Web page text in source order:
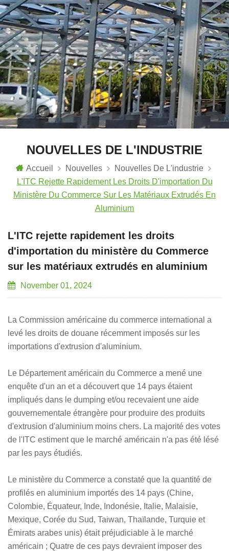
NOUVELLES DE L'INDUSTRIE
Accueil Nouvelles
Nouvelles De L'industrie
L'ITC Rejette Rapidement Les Droits D'importation Du
Ministère Du Commerce Sur Les Matériaux Extrudés En
Aluminium
L'ITC rejette rapidement les droits
d'importation du ministère du Commerce
sur les matériaux extrudés en aluminium
November 01, 2024
La Commission américaine du commerce international a
levé les droits de douane récemment imposés sur les
importations d'extrusion d'aluminium.
Le Département américain du Commerce a mené une
enquête d'un an et a découvert que 14 pays étaient
impliqués dans le dumping et/ou recevaient une aide
gouvernementale étrangère pour produire des produits
d'extrusion d'aluminium moins chers. La majorité des votes
de l'ITC estiment que le marché américain n'a pas été lésé
par les pays étudiés.
Le ministère du Commerce a constaté que la quantité de
profilés en aluminium importés des 14 pays (Chine,
Colombie, Équateur, Inde, Indonésie, Italie, Malaisie,
Mexique, Corée du Sud, Taiwan, Thaïlande, Turquie et
Émirats arabes unis) était préjudiciable à le marché
américain ; Quatre de ces pays devraient imposer des